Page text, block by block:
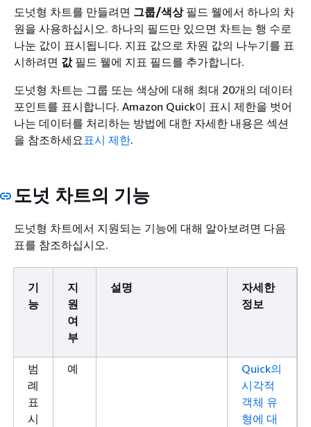
도넛형 차트를 만들려면 그룹/색상필드 웰에서 하나의 차
원을 사용하십시오. 하나의 필드만 있으면 차트는 행 수로
나눈 값이 표시됩니다. 지표 값으로 차원 값의 나누기를 표
시하려면 값필드 웰에 지표 필드를 추가합니다.
도넛형 차트는 그룹 또는 색상에 대해 최대 20개의 데이터
포인트를 표시합니다. Amazon Quick이 표시 제한을 벗어
나는 데이터를 처리하는 방법에 대한 자세한 내용은 섹션
을 참조하세요표시 제한.
도넛 차트의 기능
도넛형 차트에서 지원되는 기능에 대해 알아보려면 다음
표를 참조하십시오.
기
능
지
원
여
부
설명
자세한
정보
범
례
표
시
예
Quick의
시각적
객체 유
형에 대